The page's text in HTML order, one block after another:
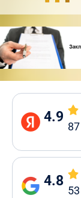
4.9
87
4.8
53